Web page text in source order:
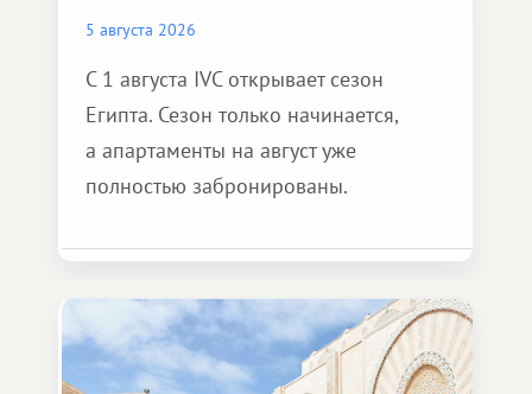
5 августа 2026
С 1 августа IVC открывает сезон
Египта. Сезон только начинается,
а апартаменты на август уже
полностью забронированы.